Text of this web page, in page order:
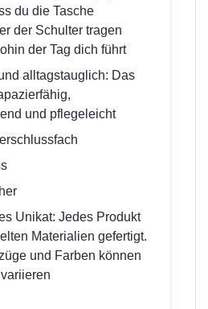
du die Tasche
der Schulter tragen
der Tag dich führt
alltagstauglich: Das
und pflegeleicht
Unikat: Jedes Produkt
Materialien gefertigt.
und Farben können